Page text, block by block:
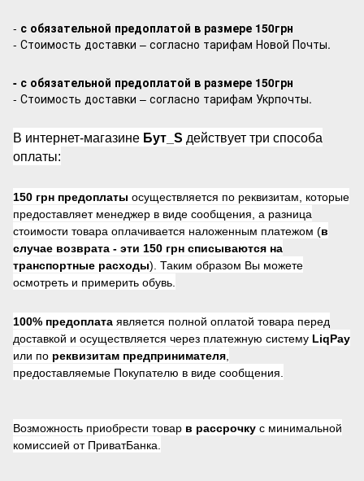
- с обязательной предоплатой в размере 150грн
- Стоимость доставки – согласно тарифам Новой Почты.
- с обязательной предоплатой в размере 150грн
- Стоимость доставки – согласно тарифам Укрпочты.
В интернет-магазине Бут_S действует три способа
оплаты:
150 грн предоплаты осуществляется по реквизитам, которые
предоставляет менеджер в виде сообщения, а разница
стоимости товара оплачивается наложенным платежом (в
случае возврата - эти 150 грн списываются на
транспортные расходы). Таким образом Вы можете
осмотреть и примерить обувь.
100% предоплата является полной оплатой товара перед
доставкой и осуществляется через платежную систему LiqPay
или по реквизитам предпринимателя
предоставляемые Покупателю в виде сообщения.
Возможность приобрести товар в рассрочку с минимальной
комиссией от ПриватБанка.